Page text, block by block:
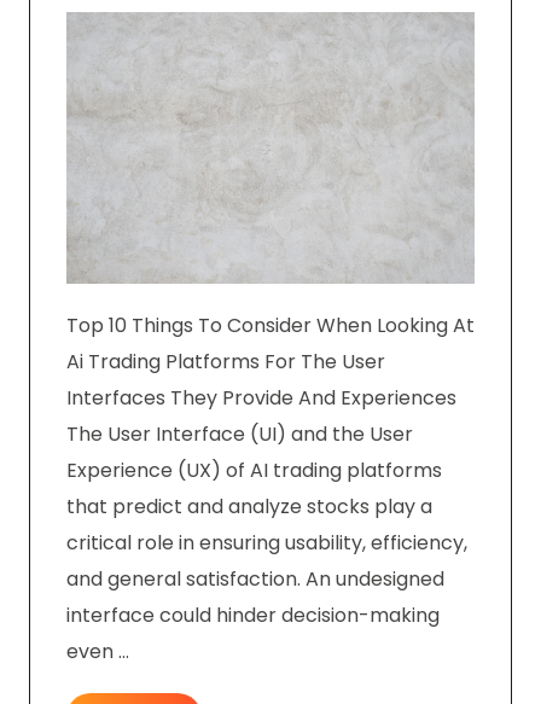
Top 10 Things To Consider When Looking At
Ai Trading Platforms For The User
Interfaces They Provide And Experiences
The User Interface (UI) and the User
Experience (UX) of AI trading platforms
that predict and analyze stocks play a
critical role in ensuring usability, efficiency,
and general satisfaction. An undesigned
interface could hinder decision-making
even …